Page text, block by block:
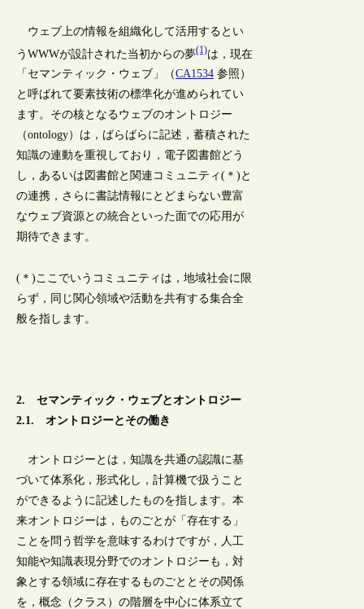
ウェブ上の情報を組織化して活用するとい
うWWWが設計された当初からの夢(1)は，現在
「セマンティック・ウェブ」（CA1534 参照）
と呼ばれて要素技術の標準化が進められてい
ます。その核となるウェブのオントロジー
（ontology）は，ばらばらに記述，蓄積された
知識の連動を重視しており，電子図書館どう
し，あるいは図書館と関連コミュニティ(＊)と
の連携，さらに書誌情報にとどまらない豊富
なウェブ資源との統合といった面での応用が
期待できます。
(＊)ここでいうコミュニティは，地域社会に限
らず，同じ関心領域や活動を共有する集合全
般を指します。
2. セマンティック・ウェブとオントロジー
2.1. オントロジーとその働き
オントロジーとは，知識を共通の認識に基
づいて体系化，形式化し，計算機で扱うこと
ができるように記述したものを指します。本
来オントロジーは，ものごとが「存在する」
ことを問う哲学を意味するわけですが，人工
知能や知識表現分野でのオントロジーも，対
象とする領域に存在するものごととその関係
を，概念（クラス）の階層を中心に体系立て